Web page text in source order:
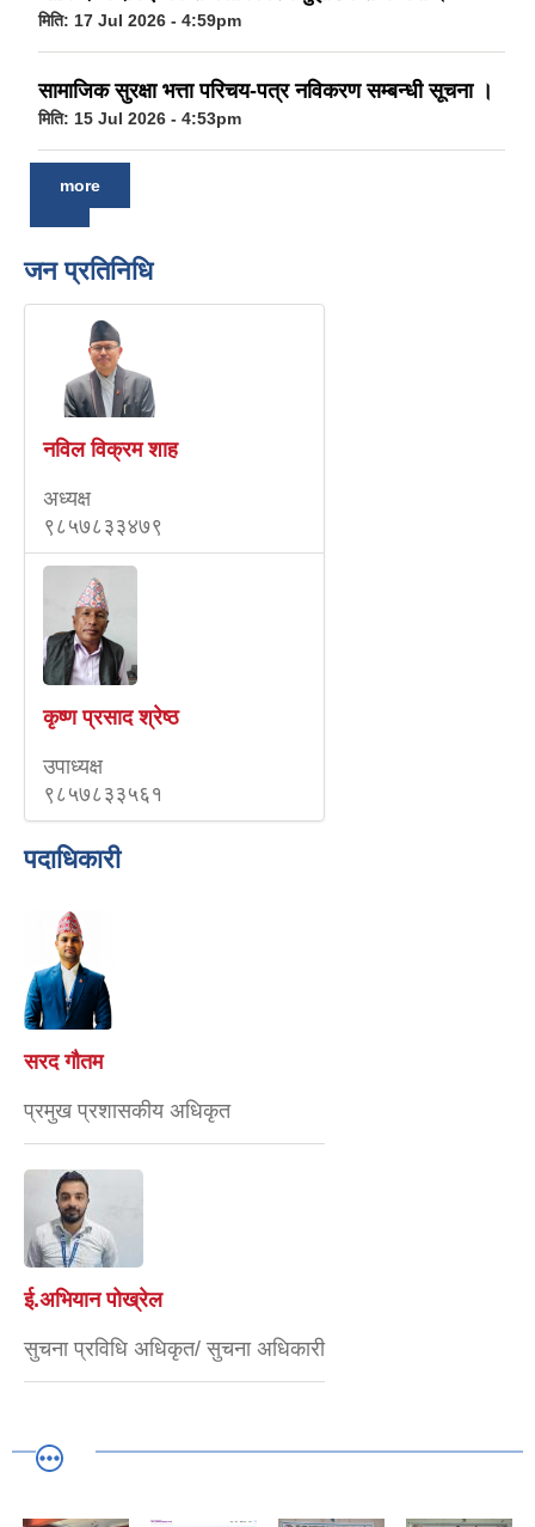
मिति: 17 Jul 2026 - 4:59pm
सामाजिक सुरक्षा भत्ता परिचय-पत्र नविकरण सम्बन्धी सूचना ।
मिति: 15 Jul 2026 - 4:53pm
more
जन प्रतिनिधि
नविल विक्रम शाह
अध्यक्ष
९८५७८३३४७९
कृष्ण प्रसाद श्रेष्ठ
उपाध्यक्ष
९८५७८३३५६१
पदाधिकारी
सरद गौतम
प्रमुख प्रशासकीय अधिकृत
ई.अभियान पोख्रेल
सुचना प्रविधि अधिकृत/ सुचना अधिकारी